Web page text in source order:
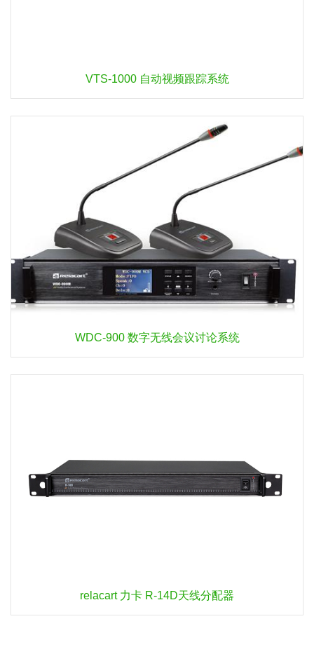
VTS-1000 自动视频跟踪系统
WDC-900 数字无线会议讨论系统
relacart 力卡 R-14D天线分配器